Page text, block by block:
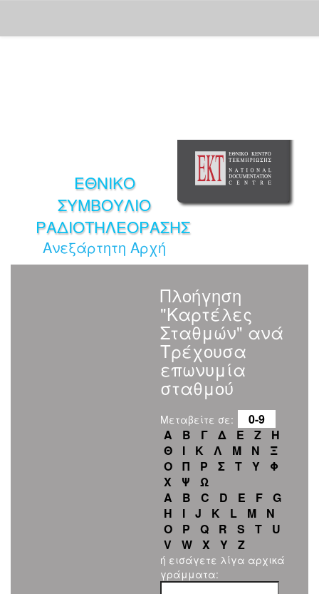
ΕΘΝΙΚΟ
ΣΥΜΒΟΥΛΙΟ
ΡΑΔΙΟΤΗΛΕΟΡΑΣΗΣ
Ανεξάρτητη Αρχή
Πλοήγηση
"Καρτέλες
Σταθμών" ανά
Τρέχουσα
επωνυμία
σταθμού
Μεταβείτε σε:
0-9
Α
Β Γ Δ Ε Ζ
Η
Θ
Ι Κ Λ Μ Ν
Ξ
Ο
Π Ρ Σ Τ Υ
Φ
Χ
Ψ
Ω
A
B C D E F
G
H
I J K L M
N
O
P Q R S T
U
V
W X Y Z
ή εισάγετε λίγα αρχικά
γράμματα: